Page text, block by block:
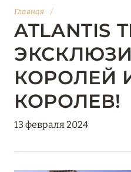
Главная /
ATLANTIS
КОРОЛЕЙ
КОРОЛЕВ!
13 февраля 2024
БУТИК-КУРОРТЫ
01 июня 2026
JUMEIRAH OLHAHALI
ОАЗИС ТЕПЛА И